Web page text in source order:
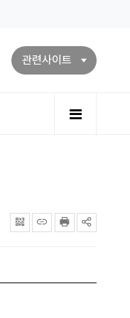
축소
관련사이트
전체메
QRcode주소복사프린터